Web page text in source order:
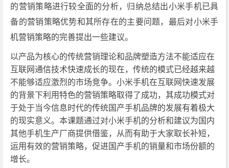
的营销策略进行较全面的分析，归纳总结出小米手机已具
备的营销策略优势和其所存在的主要问题，最后对小米手
机营销策略的完善提出一些建议。
以产品为核心的传统营销理论和品牌塑造方法不能适应在
互联网通信技术快速成长的现在，传统的模式已经越来越
不能够适应激烈的市场竞争。小米手机在互联网快速发展
的背景下利用特色的营销策略取得了成功，其成功模式对
于处于当今信息时代的传统国产手机品牌的发展有着极大
的现实意义。本课题通过对小米手机的分析和建议为国内
其他手机生产厂商提供借鉴，从而有助于大家取长补短，
运用有效的营销策略，促进国产手机的销量和市场份额的
增长。